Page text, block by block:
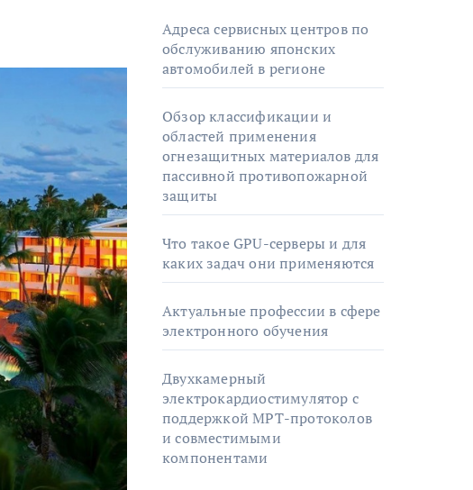
Адреса сервисных центров по
обслуживанию японских
автомобилей в регионе
Обзор классификации и
областей применения
огнезащитных материалов для
пассивной противопожарной
защиты
Что такое GPU-серверы и для
каких задач они применяются
Актуальные профессии в сфере
электронного обучения
Двухкамерный
электрокардиостимулятор с
поддержкой МРТ-протоколов
и совместимыми
компонентами